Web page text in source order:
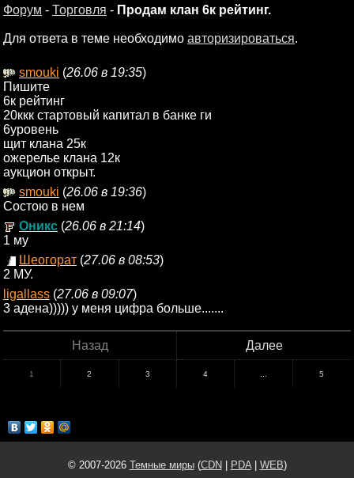
Форум - Торговля - Продам клан 6к рейтинг.
Для ответа в теме необходимо авторизироваться.
smouki (26.06 в 19:35)
Пишите
6к рейтинг
20ккк стартовый капитал в банке ги
6уровень
щит клана 25к
ожерелье клана 12к
аукцион открыт.
smouki (26.06 в 19:36)
Состою в нем
Оникс (26.06 в 21:14)
1 му
Шеогорат (27.06 в 08:53)
2 МУ.
ligallass (27.06 в 09:07)
3 адена))))) у меня цифра больше.......
Назад Далее
1 2 3 4 5
© 2007-2026 Темные миры(CDN PDA| WEB)